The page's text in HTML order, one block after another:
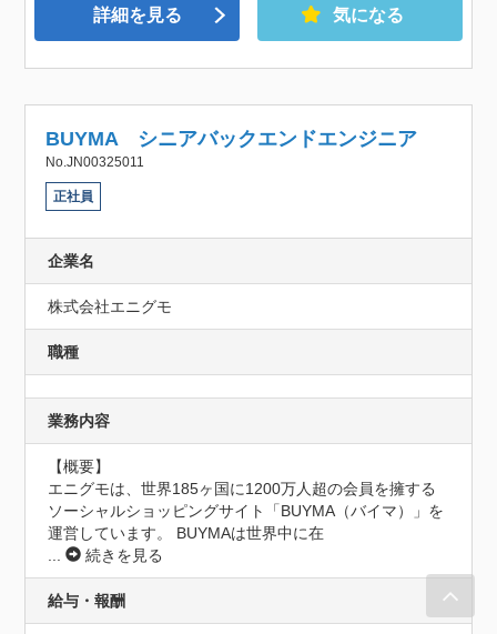
詳細を見る 気になる
BUYMA シニアバックエンドエンジニア
No.JN00325011
正社員
企業名
株式会社エニグモ
職種
業務内容
【概要】
エニグモは、世界185ヶ国に1200万人超の会員を擁する
ソーシャルショッピングサイト「BUYMA（バイマ）」を
運営しています。 BUYMAは世界中に在
...
続きを見る
給与・報酬